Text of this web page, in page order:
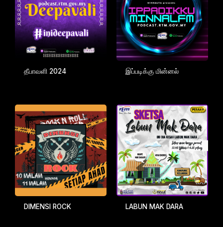
தீபாவளி 2024 இப்படிக்கு மின்னல்
DIMENSI ROCK LABUN MAK DARA